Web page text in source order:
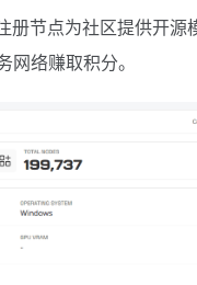
节点为社区提供开源
络赚取积分。